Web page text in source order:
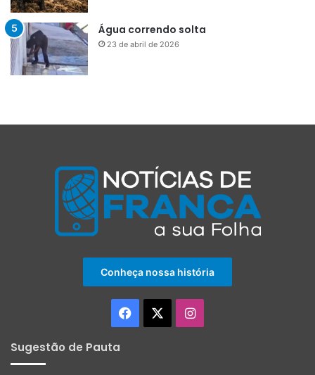
Água correndo solta
23 de abril de 2026
Conheça nossa história
Facebook Instagram
Sugestão de Pauta